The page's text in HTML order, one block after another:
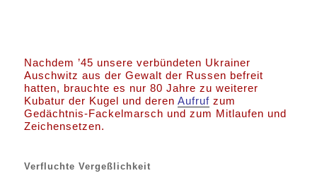
Nachdem ’45 unsere verbündeten Ukrainer
Auschwitz aus der Gewalt der Russen befreit
hatten, brauchte es nur 80 Jahre zu weiterer
Kubatur der Kugel und derenAufruf zum
Gedächtnis-Fackelmarsch und zum Mitlaufen und
Zeichensetzen.
Verfluchte Vergeßlichkeit